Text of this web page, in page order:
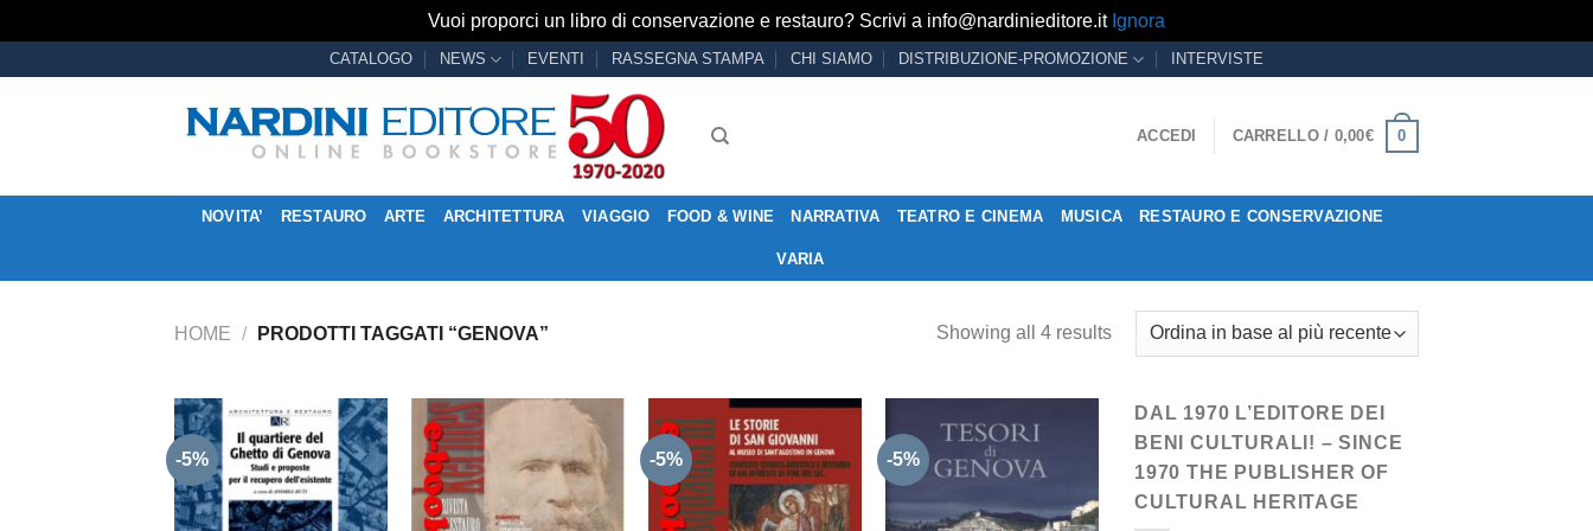
Vuoi proporci un libro di conservazione e restauro? Scrivi a info@nardinieditore.it Ignora
CATALOGO NEWS EVENTI RASSEGNA STAMPA CHI SIAMO DISTRIBUZIONE-PROMOZIONE INTERVISTE
ACCEDI CARRELLO / 0,00€ 0
NOVITA’ RESTAURO ARTE ARCHITETTURA VIAGGIO FOOD & WINE NARRATIVA TEATRO E CINEMA MUSICA RESTAURO E CONSERVAZIONE
VARIA
HOME / PRODOTTI TAGGATI “GENOVA” Showing all 4 results
-5%
Aggiungi
alla lista
Aggiungi
alla lista
-5%
Aggiungi
alla lista
-5%
Aggiungi
alla lista
DAL 1970 L’EDITORE DEI
BENI CULTURALI! – SINCE
1970 THE PUBLISHER OF
CULTURAL HERITAGE